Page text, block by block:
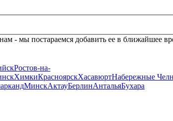
- мы постараемся добавить ее в ближайшее
Ростов-на-
ХимкиКрасноярскХасавюртНабережные
МинскАктауБерлинАнтальяБухара